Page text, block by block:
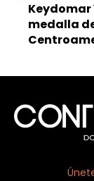
medalla